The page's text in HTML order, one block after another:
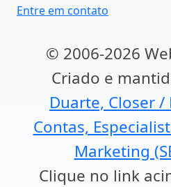
Entre em contato
© 2006-2026
Criado e
Duarte, Closer /
Contas,
Marketing
Clique no link